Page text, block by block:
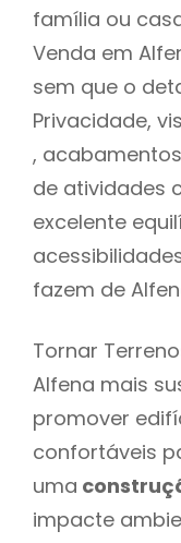
família ou
Venda em
sem que o
Privacidade,
,
de atividades
excelente
fazem de
Tornar
Alfena mais
promover
confortáveis
uma
impacte